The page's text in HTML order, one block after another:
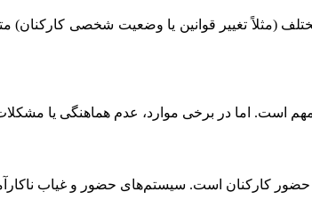
(مثلاً تغییر قوانین یا وضعیت شخصی کارکنان)
است. اما در برخی موارد، عدم هماهنگی یا
کارکنان است. سیستم‌های حضور و غیاب